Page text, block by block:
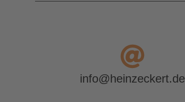
info@heinzeckert.de